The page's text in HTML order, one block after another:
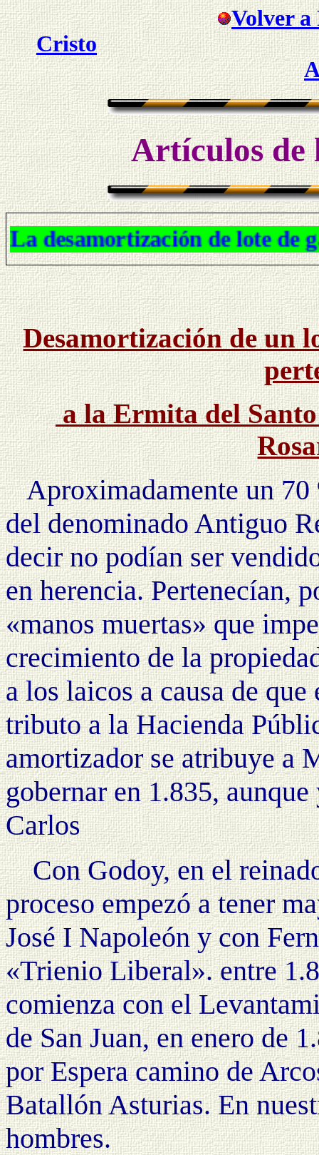
Volver a
Cristo
Artículos de
La desamortización de lote de
Desamortización de un
a la Ermita del
Aproximadamente un
del denominado Antiguo
decir no podían ser
en herencia. Pertenecían,
«manos muertas» que
crecimiento de la
a los laicos a causa de
tributo a la Hacienda
amortizador se atribuye a
gobernar en 1.835,
Carlos
Con Godoy, en el
proceso empezó a tener
José I Napoleón y con
«Trienio Liberal». entre
comienza con el
de San Juan, en enero de
por Espera camino de
Batallón Asturias. En
hombres.